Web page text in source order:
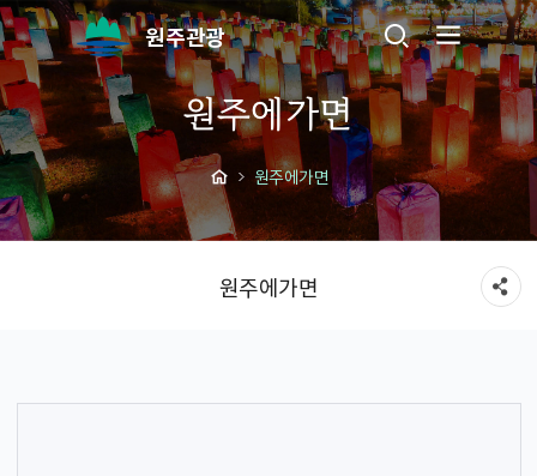
원주관광
원주에가면
원주에가면
원주에가면